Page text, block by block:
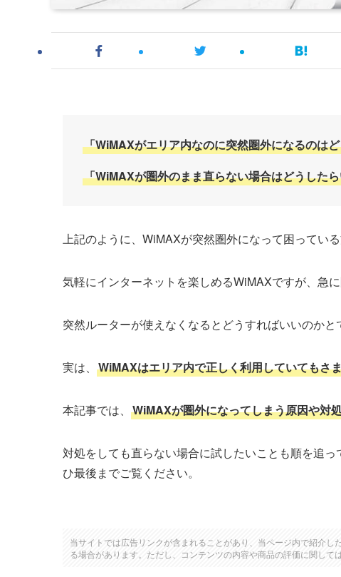
「WiMAXがエリア内なのに突然圏外になるのは
「WiMAXが圏外のまま直らない場合はどうした
上記のように、WiMAXが突然圏外になって困ってい
気軽にインターネットを楽しめるWiMAXですが、急
突然ルーターが使えなくなるとどうすればいいのかと
実は、 WiMAXはエリア内で正しく利用していてもさ
本記事では、 WiMAXが圏外になってしまう原因や対
対処をしても直らない場合に試したいことも順を追
ひ最後までご覧ください。
当サイトでは広告リンクが含まれることがあり、当ページ内で紹介
る場合があります。ただし、コンテンツの内容や商品の評価に関して